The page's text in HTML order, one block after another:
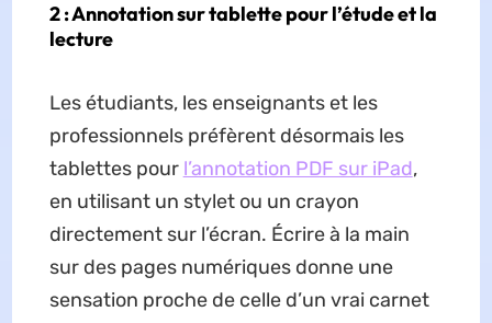
2 : Annotation sur tablette pour l’étude et la
lecture
Les étudiants, les enseignants et les
professionnels préfèrent désormais les
tablettes pour l’annotation PDF sur iPad,
en utilisant un stylet ou un crayon
directement sur l’écran. Écrire à la main
sur des pages numériques donne une
sensation proche de celle d’un vrai carnet